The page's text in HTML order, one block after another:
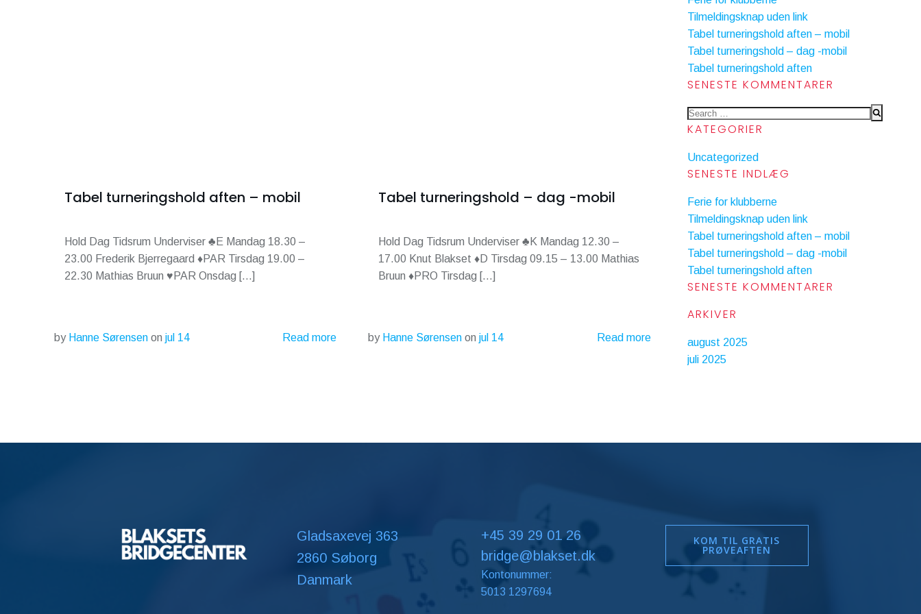
Tabel turneringshold aften – mobil
Hold Dag Tidsrum Underviser ♣E Mandag 18.30 –
23.00 Frederik Bjerregaard ♦PAR Tirsdag 19.00 –
22.30 Mathias Bruun ♥PAR Onsdag […]
by Hanne Sørensen on jul 14 Read more
Tabel turneringshold – dag -mobil
Hold Dag Tidsrum Underviser ♣K Mandag 12.30 –
17.00 Knut Blakset ♦D Tirsdag 09.15 – 13.00 Mathias
Bruun ♦PRO Tirsdag […]
by Hanne Sørensen onjul 14 Read more
Tilmeldingsknap uden link
Tabel turneringshold aften – mobil
Tabel turneringshold – dag -mobil
Tabel turneringshold aften
SENESTE KOMMENTARER
Search
for:
KATEGORIER
Uncategorized
SENESTE INDLÆG
Ferie for klubberne
Tilmeldingsknap uden link
Tabel turneringshold aften – mobil
Tabel turneringshold – dag -mobil
Tabel turneringshold aften
SENESTE KOMMENTARER
ARKIVER
august 2025
juli 2025
Gladsaxevej 363
2860 Søborg
Danmark
+45 39 29 01 26
bridge@blakset.dk
Kontonummer:
5013 1297694
KOM TIL GRATIS
PRØVEAFTEN